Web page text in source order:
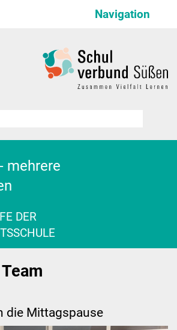
Navigation
Schulleitung
Projekte
Termine
mehrere
DER
die Mittagspause